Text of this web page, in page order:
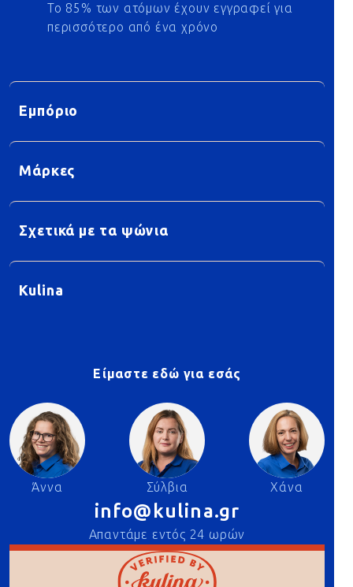
Το 85% των ατόμων έχουν εγγραφεί για
περισσότερο από ένα χρόνο
Εμπόριο
Μάρκες
Σχετικά με τα ψώνια
Kulina
Είμαστε εδώ για εσάς
Άννα Σύλβια Χάνα
info@kulina.gr
Απαντάμε εντός 24 ωρών